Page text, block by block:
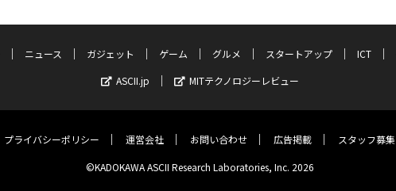
ニュース ガジェット ゲーム グルメ スタートアップ ICT
ASCII.jp
MITテクノロジーレビュー
プライバシーポリシー 運営会社 お問い合わせ 広告掲載 スタッフ募集
©KADOKAWA ASCII Research Laboratories, Inc. 2026